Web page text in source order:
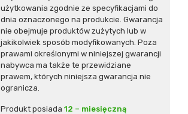
użytkowania zgodnie ze specyfikacjami do
dnia oznaczonego na produkcie. Gwarancja
nie obejmuje produktów zużytych lub w
jakikolwiek sposób modyfikowanych. Poza
prawami określonymi w niniejszej gwarancji
nabywca ma także te przewidziane
prawem, których niniejsza gwarancja nie
ogranicza.
Produkt posiada 12 – miesięczną